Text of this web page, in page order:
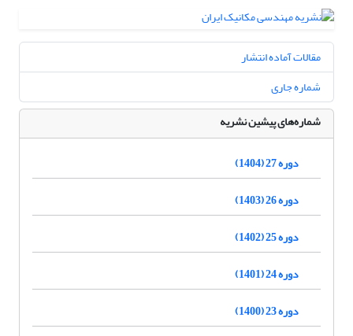
مقالات آماده انتشار
شماره جاری
شماره‌های پیشین نشریه
دوره 27 (1404)
دوره 26 (1403)
دوره 25 (1402)
دوره 24 (1401)
دوره 23 (1400)